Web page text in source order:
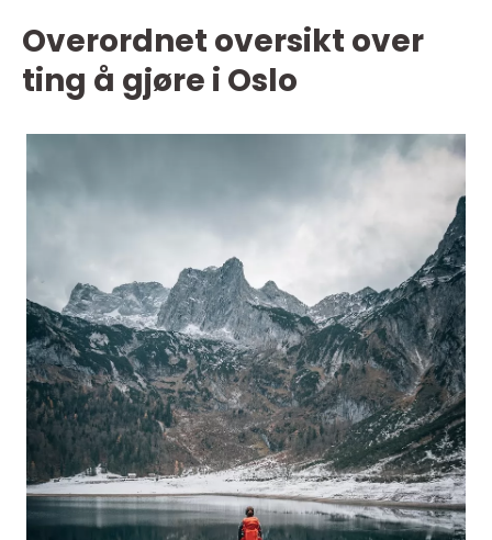
Overordnet oversikt over
ting å gjøre i Oslo